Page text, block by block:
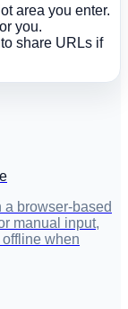
area you enter.
you.
share URLs if
a browser-based
manual input,
when